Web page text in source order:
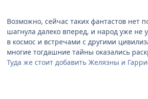
Возможно, сейчас таких фантастов нет
шагнула далеко вперед, и народ уже не
в космос и встречами с другими
многие тогдашние тайны оказались
Туда же стоит добавить Желязны и